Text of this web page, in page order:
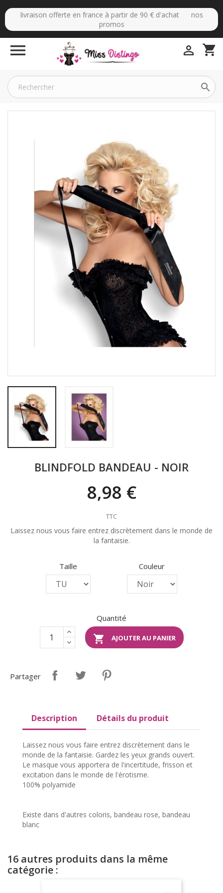
livraison offerte en france à partir de 90 € d'achat nos
promos
 shopping_cart


BLINDFOLD BANDEAU - NOIR
8,98 €
TTC
Laissez nous vous faire entrez discrètement dans le monde de
la fantaisie.
Taille Couleur
Quantité
 AJOUTER AU PANIER
Partager
Description Détails du produit
Laissez nous vous faire entrez discrètement dans le
monde de la fantaisie. Gardez les yeux grands ouvert.
Le masque vous apportera de l'incertitude, frisson et
excitation dans le monde de l'érotisme.
100% polyamide
Existe dans d'autres coloris, bandeau rose, bandeau
blanc
16 autres produits dans la même
catégorie :